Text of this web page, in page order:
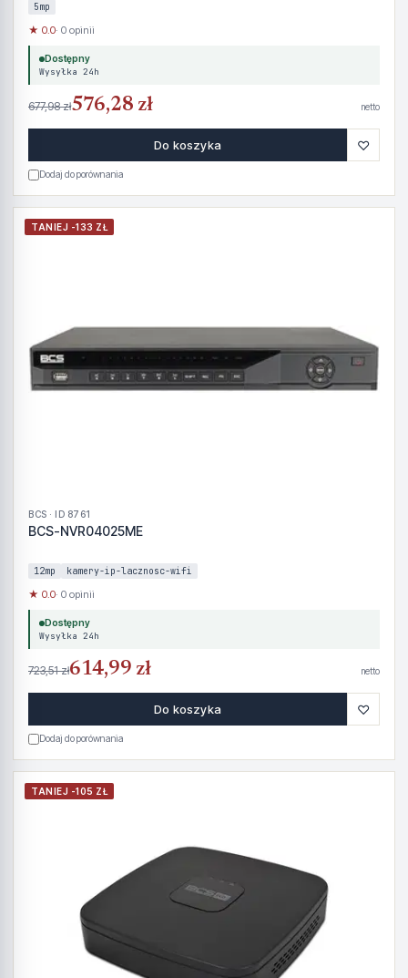
5mp
★ 0.0· 0 opinii
Dostępny
Wysyłka 24h
677,98 zł576,28 zł netto
Do koszyka ♡
Dodaj do porównania
TANIEJ -133 ZŁ
BCS · ID 8761
BCS-NVR04025ME
12mp kamery-ip-lacznosc-wifi
★ 0.0· 0 opinii
Dostępny
Wysyłka 24h
723,51 zł614,99 zł netto
Do koszyka ♡
Dodaj do porównania
TANIEJ -105 ZŁ